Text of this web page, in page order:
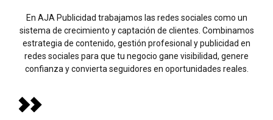
En AJA Publicidad trabajamos las redes sociales como un
sistema de crecimiento y captación de clientes. Combinamos
estrategia de contenido, gestión profesional y publicidad en
redes sociales para que tu negocio gane visibilidad, genere
confianza y convierta seguidores en oportunidades reales.